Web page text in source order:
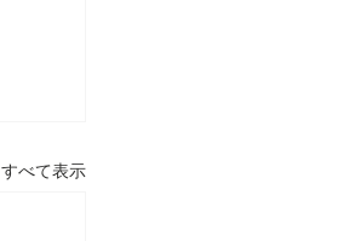
すべて表示